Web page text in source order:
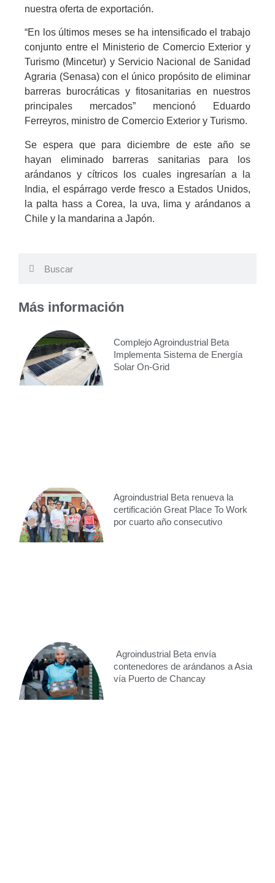
nuestra oferta de exportación.
“En los últimos meses se ha intensificado el trabajo
conjunto entre el Ministerio de Comercio Exterior y
Turismo (Mincetur) y Servicio Nacional de Sanidad
Agraria (Senasa) con el único propósito de eliminar
barreras burocráticas y fitosanitarias en nuestros
principales mercados” mencionó Eduardo
Ferreyros, ministro de Comercio Exterior y Turismo.
Se espera que para diciembre de este año se
hayan eliminado barreras sanitarias para los
arándanos y cítricos los cuales ingresarían a la
India, el espárrago verde fresco a Estados Unidos,
la palta hass a Corea, la uva, lima y arándanos a
Chile y la mandarina a Japón.
Más información
Complejo Agroindustrial Beta
Implementa Sistema de Energía
Solar On-Grid
Agroindustrial Beta renueva la
certificación Great Place To Work
por cuarto año consecutivo
Agroindustrial Beta envía
contenedores de arándanos a Asia
vía Puerto de Chancay